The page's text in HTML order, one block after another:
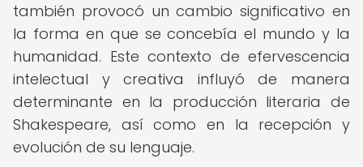
también provocó un cambio significativo en
la forma en que se concebía el mundo y la
humanidad. Este contexto de efervescencia
intelectual y creativa influyó de manera
determinante en la producción literaria de
Shakespeare, así como en la recepción y
evolución de su lenguaje.